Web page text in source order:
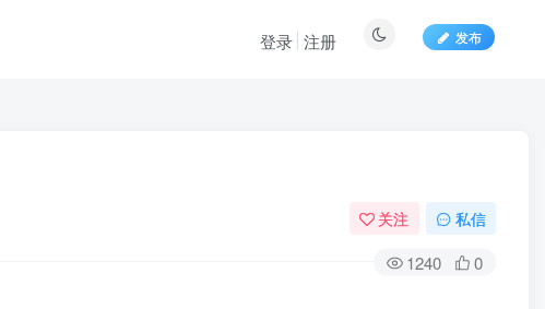
发布
登录 注册
关注 私信
1240 0